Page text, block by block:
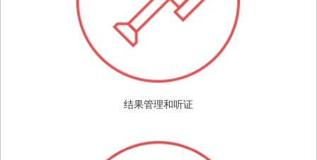
结果管理和听证